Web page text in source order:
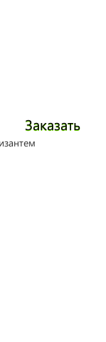
Заказать